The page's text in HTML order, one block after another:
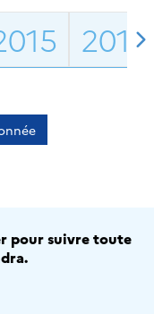
2016
pour suivre toute